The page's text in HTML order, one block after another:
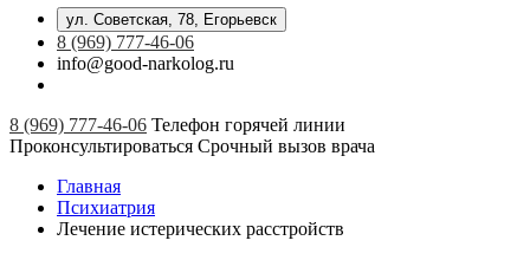
ул. Советская, 78, Егорьевск
8 (969) 777-46-06
info@good-narkolog.ru
8 (969) 777-46-06 Телефон горячей линии
Проконсультироваться Срочный вызов врача
Главная
Психиатрия
Лечение истерических расстройств